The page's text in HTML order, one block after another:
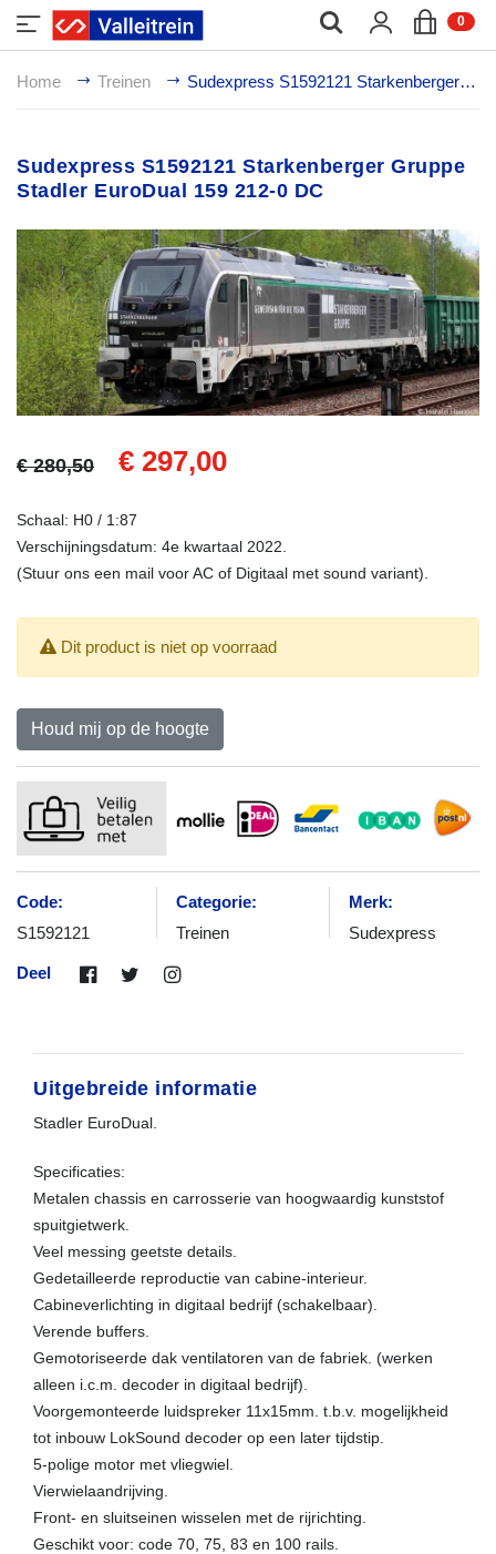
0;
Home Treinen Sudexpress S1592121 Starkenberger Gruppe Stadler EuroDual 159 212-0 DC
Sudexpress S1592121 Starkenberger Gruppe
Stadler EuroDual 159 212-0 DC
€ 280,50 € 297,00
Schaal: H0 / 1:87
Verschijningsdatum: 4e kwartaal 2022.
(Stuur ons een mail voor AC of Digitaal met sound variant).
Dit product is niet op voorraad
Houd mij op de hoogte
Code:
S1592121
Categorie:
Treinen
Merk:
Sudexpress
Deel
Uitgebreide informatie
Stadler EuroDual.
Specificaties:
Metalen chassis en carrosserie van hoogwaardig kunststof
spuitgietwerk.
Veel messing geetste details.
Gedetailleerde reproductie van cabine-interieur.
Cabineverlichting in digitaal bedrijf (schakelbaar).
Verende buffers.
Gemotoriseerde dak ventilatoren van de fabriek. (werken
alleen i.c.m. decoder in digitaal bedrijf).
Voorgemonteerde luidspreker 11x15mm. t.b.v. mogelijkheid
tot inbouw LokSound decoder op een later tijdstip.
5-polige motor met vliegwiel.
Vierwielaandrijving.
Front- en sluitseinen wisselen met de rijrichting.
Geschikt voor: code 70, 75, 83 en 100 rails.